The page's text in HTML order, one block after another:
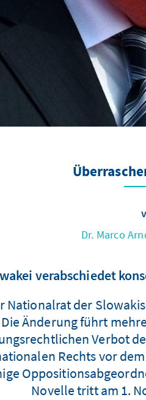
Dr. Marco
verabschiedet
Nationalrat der
Änderung führt
Verbot
Rechts vor
Novelle tritt am 1.